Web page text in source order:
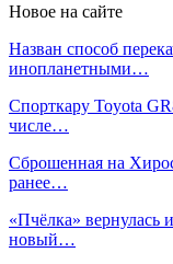
Новое на сайте
Назван способ
инопланетными…
Спорткару Toyota
числе…
Сброшенная на
ранее…
«Пчёлка» вернулась
новый…